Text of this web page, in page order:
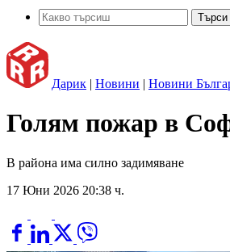
Дарик | Новини | Новини
Голям пожар в
В района има силно задимяване
17 Юни 2026 20:38 ч.